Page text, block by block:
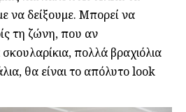
να δείξουμε. Μπορεί να
τη ζώνη, που αν
πολλά βραχιόλια
θα είναι το απόλυτο look